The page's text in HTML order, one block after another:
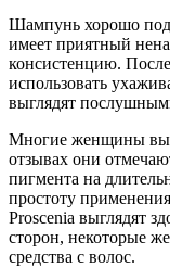
Шампунь хорошо
имеет приятный
консистенцию.
использовать
выглядят
Многие женщины
отзывах они
пигмента на
простоту
Proscenia выглядят
сторон, некоторые
средства с волос.